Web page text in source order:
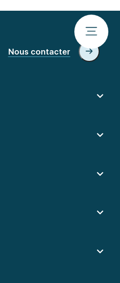
Nous contacter